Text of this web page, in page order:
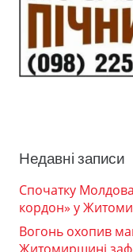
Недавні записи
Спочатку
кордон» у
Вогонь охопив